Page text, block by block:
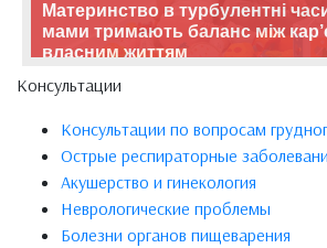
Материнство в турбулентні
мами тримають баланс між
власним життям
Консультации
Консультации по вопросам
Острые респираторные
Акушерство и гинекология
Неврологические проблемы
Болезни органов пищеварения